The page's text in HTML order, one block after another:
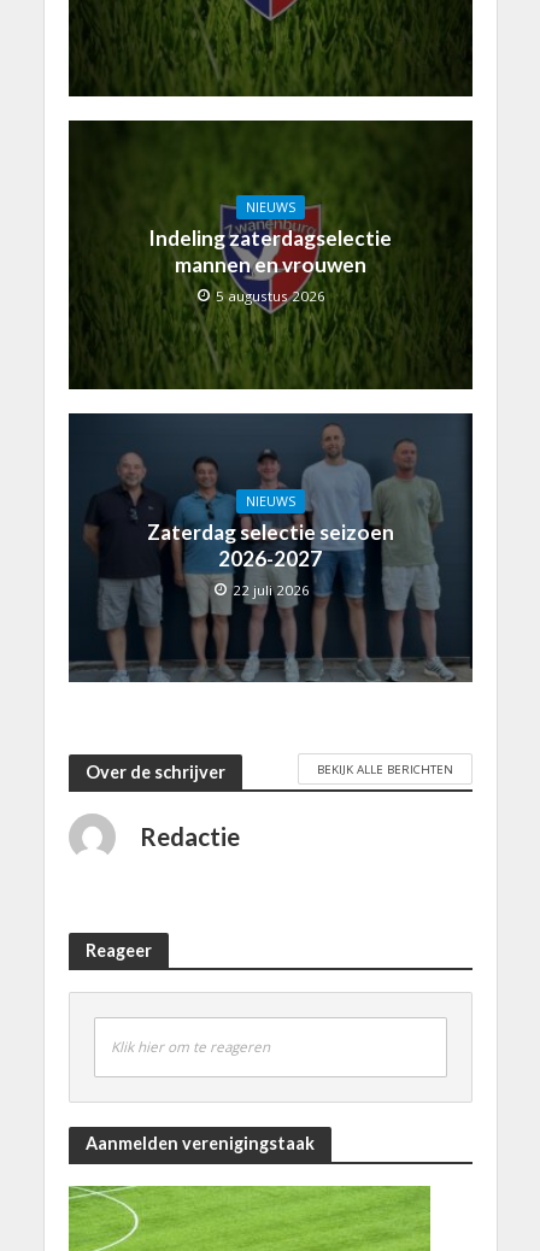
NIEUWS
Indeling zaterdagselectie
mannen en vrouwen
5 augustus 2026
NIEUWS
Zaterdag selectie seizoen
2026-2027
22 juli 2026
Over de schrijver BEKIJK ALLE BERICHTEN
Redactie
Reageer
Klik hier om te reageren
Aanmelden verenigingstaak